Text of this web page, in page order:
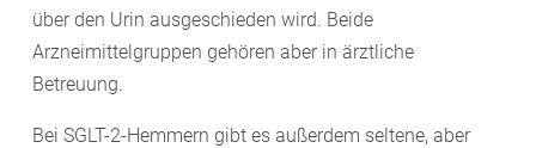
über den Urin ausgeschieden wird. Beide
Arzneimittelgruppen gehören aber in ärztliche
Betreuung.
Bei SGLT-2-Hemmern gibt es außerdem seltene, aber